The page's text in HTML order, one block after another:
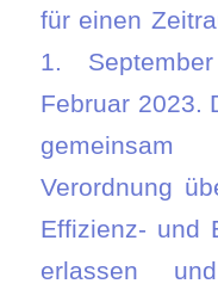
für einen
1.
Februar 2023.
Verordnung
Effizienz- und
erlassen